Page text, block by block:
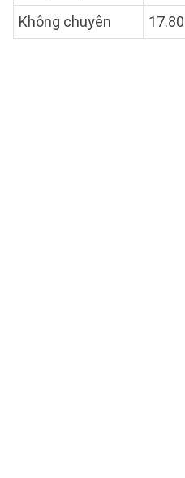
Không chuyên
17.80